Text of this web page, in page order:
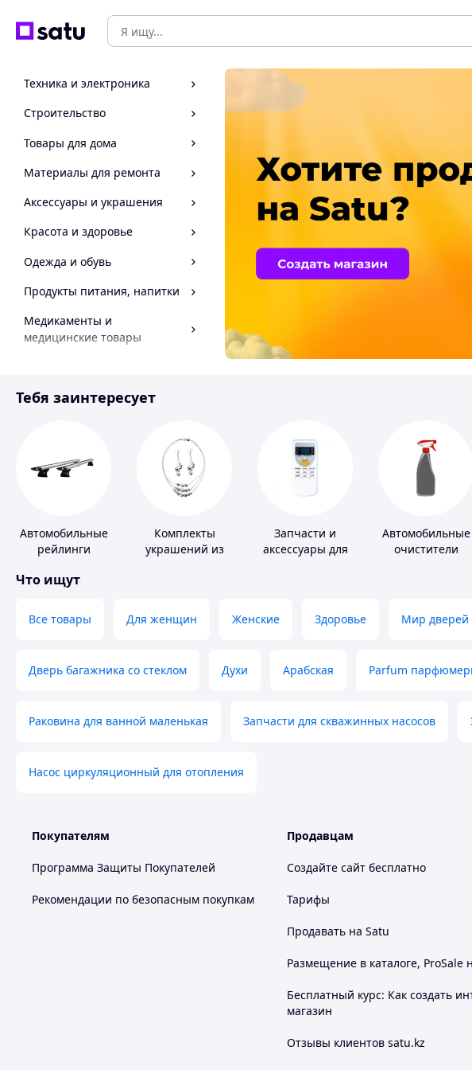
Техника и электроника
Строительство
Товары для дома
Материалы для ремонта
Аксессуары и украшения
Красота и здоровье
Одежда и обувь
Продукты питания, напитки
Медикаменты и
медицинские товары
Инструмент
Тебя заинтересует
Автомобильные
рейлинги
Комплекты
украшений из
Запчасти и
аксессуары для
Автомобильные
очистители
Что ищут
Все товары Для женщин Женские Здоровье Мир дверей
Дверь багажника со стеклом Духи Арабская Parfum
Раковина для ванной маленькая Запчасти для скважинных насосов
Насос циркуляционный для отопления
Покупателям
Программа Защиты Покупателей
Рекомендации по безопасным покупкам
Продавцам
Создайте сайт бесплатно
Тарифы
Продавать на Satu
Размещение в каталоге, ProSale
Бесплатный курс: Как создать
магазин
Отзывы клиентов satu.kz